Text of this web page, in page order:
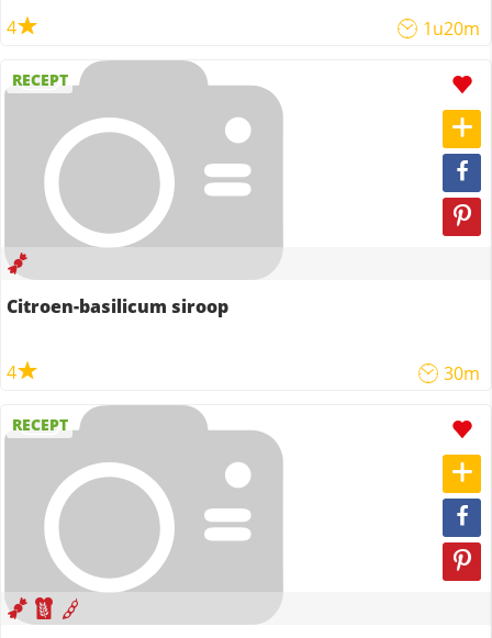
4 1u20m
RECEPT
Citroen-basilicum siroop
4 30m
RECEPT